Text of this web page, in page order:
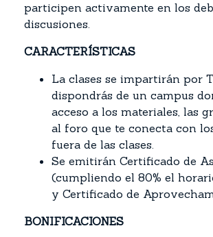
participen activamente en los
discusiones.
CARACTERÍSTICAS
La clases se impartirán por
dispondrás de un campus
acceso a los materiales, las
al foro que te conecta con
fuera de las clases.
Se emitirán Certificado de
(cumpliendo el 80% el
y Certificado de
BONIFICACIONES